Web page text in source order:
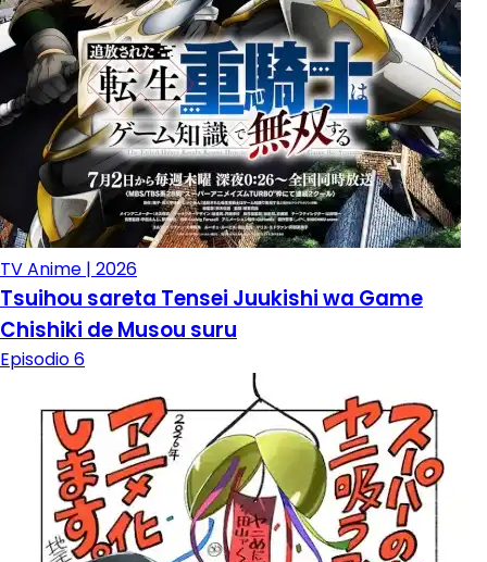
TV Anime | 2026
Tsuihou sareta Tensei Juukishi wa Game
Chishiki de Musou suru
Episodio 6